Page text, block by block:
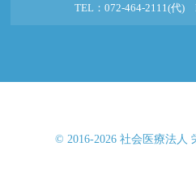
TEL：072-464-2111(代)
© 2016-2026 社会医療法